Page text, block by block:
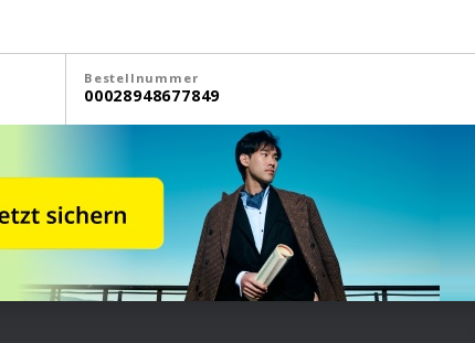
Bestellnummer
00028948677849